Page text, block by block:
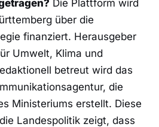
Die Plattform wird
über die
finanziert. Herausgeber
Umwelt, Klima und
betreut wird das
die
Ministeriums erstellt. Diese
Landespolitik zeigt, dass